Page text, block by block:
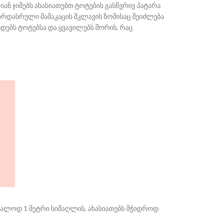
ჯიშებს ახასიათებთ ტოტების გასწვრივ პატარა
მამაკაცის მკლავის ზომისაც შეიძლება
ტოტებსა და ყვავილებს შორის, რაც
1 მეტრი სიმაღლის, ახასიათებს მჭიდროდ